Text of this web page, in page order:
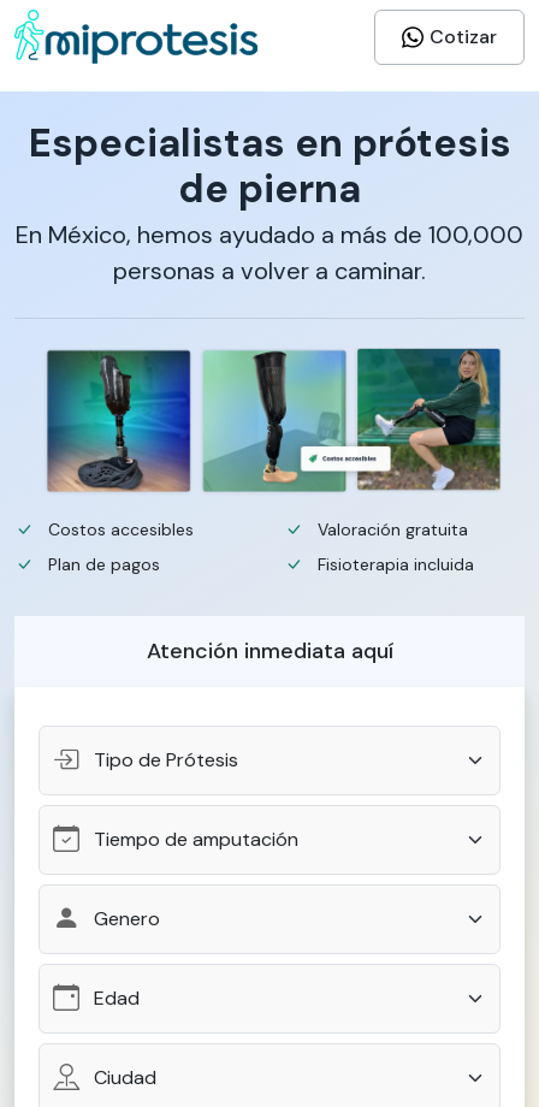
Cotizar
Especialistas en prótesis
de pierna
En México, hemos ayudado a más de 100,000
personas a volver a caminar.
Costos accesibles
Plan de pagos
Valoración gratuita
Fisioterapia incluida
Atención inmediata aquí